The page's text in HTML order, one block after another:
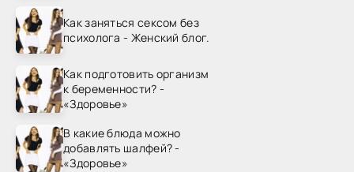
Как заняться сексом без
психолога - Женский блог.
Как подготовить организм
к беременности? -
«Здоровье»
В какие блюда можно
добавлять шалфей? -
«Здоровье»